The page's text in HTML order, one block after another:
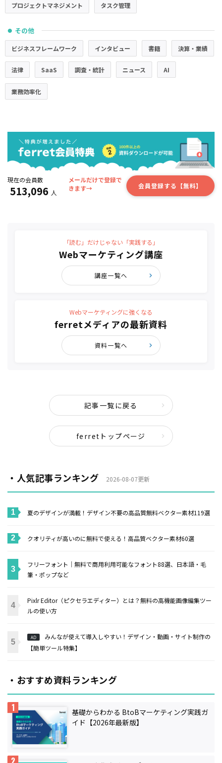
プロジェクトマネジメント タスク管理
● その他
ビジネスフレームワーク インタビュー 書籍 決算・業績
法律 SaaS 調査・統計 ニュース AI
業務効率化
現在の会員数
513,096 人
メールだけで登録で
きます→
会員登録する【無料】
「読む」だけじゃない「実践する」
Webマーケティング講座
講座一覧へ
Webマーケティングに強くなる
ferretメディアの最新資料
資料一覧へ
記事一覧に戻る
ferretトップページ
・人気記事ランキング 2026-08-07更新
夏のデザインが満載！デザイン不要の高品質無料ベクター素材119選
クオリティが高いのに無料で使える！高品質ベクター素材60選
フリーフォント｜無料で商用利用可能なフォント88選、日本語・毛
筆・ポップなど
Pixlr Editor（ピクセラエディター）とは？無料の高機能画像編集ツー
ルの使い方
AD
みんなが使えて導入しやすい！デザイン・動画・サイト制作の
【簡単ツール特集】
・おすすめ資料ランキング
基礎からわかる BtoBマーケティング実践ガ
イド【2026年最新版】